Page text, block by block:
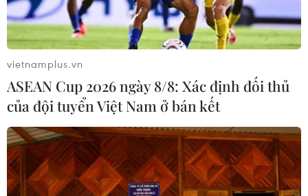
Theo dõi VietnamPlus
TIN LIÊN QUAN
vietnamplus.vn
ASEAN Cup 2026 ngày 8/8: Xác định đối thủ
của đội tuyển Việt Nam ở bán kết